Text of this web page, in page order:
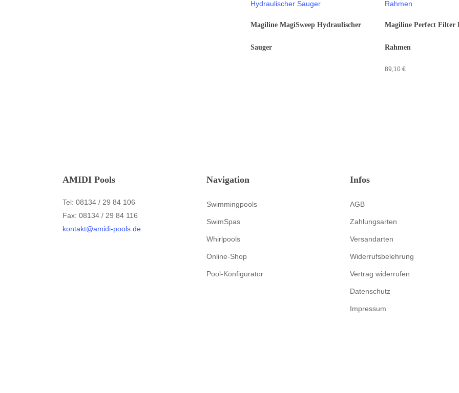
Magiline MagiSweep Hydraulischer
Sauger
Magiline Perfect Filter
Rahmen
89,10€
AMIDI Pools
Tel: 08134 / 29 84 106
Fax: 08134 / 29 84 116
kontakt@amidi-pools.de
Navigation
Swimmingpools
SwimSpas
Whirlpools
Online-Shop
Pool-Konfigurator
Infos
AGB
Zahlungsarten
Versandarten
Widerrufsbelehrung
Vertrag widerrufen
Datenschutz
Impressum